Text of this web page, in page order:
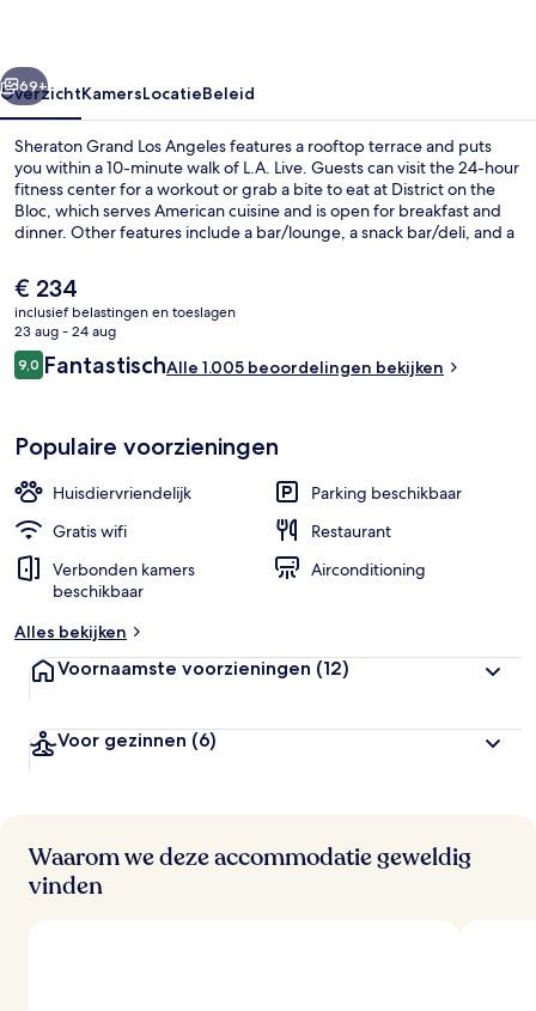
Volgende
69+
OverzichtKamersLocatieBeleid
Sheraton Grand Los Angeles features a rooftop terrace and puts
you within a 10-minute walk of L.A. Live. Guests can visit the 24-hour
fitness center for a workout or grab a bite to eat at District on the
Bloc, which serves American cuisine and is open for breakfast and
dinner. Other features include a bar/lounge, a snack bar/deli, and a
property is just a short walk to public transportation: 7th Street -
Metro Center Station is steps away and Pershing Square Station is 11
minutes.
De
huidige
prijs
is
€ 234
€ 234
inclusief belastingen en toeslagen
23 aug - 24 aug
Beoordelingen
9,09,0 op 10 –
FantastischAlle 1.005 beoordelingen bekijken
Populaire voorzieningen
Huisdiervriendelijk
Parking beschikbaar
Gratis wifi
Restaurant
Verbonden kamers
beschikbaar
Airconditioning
Alles bekijken
Voornaamste voorzieningen (12)
Voor gezinnen (6)
Waarom we deze accommodatie geweldig
vinden